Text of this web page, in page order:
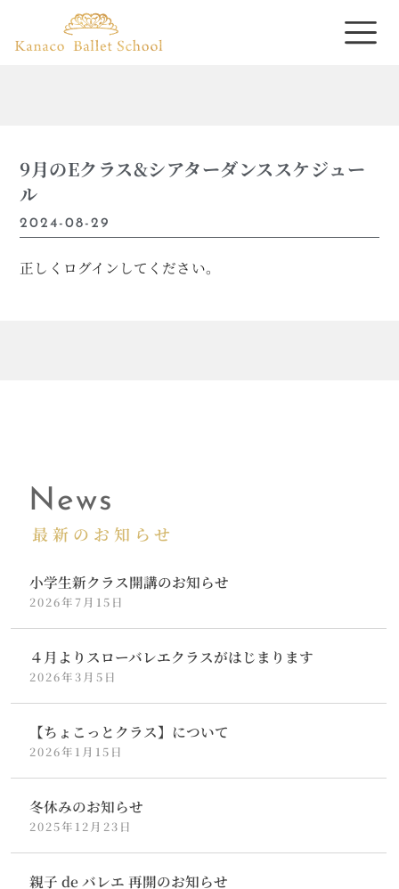
9月のEクラス&シアターダンススケジュー
ル
2024-08-29
正しくログインしてください。
News
最新のお知らせ
小学生新クラス開講のお知らせ
2026年7月15日
４月よりスローバレエクラスがはじまります
2026年3月5日
【ちょこっとクラス】について
2026年1月15日
冬休みのお知らせ
2025年12月23日
親子 de バレエ 再開のお知らせ